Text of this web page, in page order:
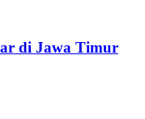
di Jawa Timur